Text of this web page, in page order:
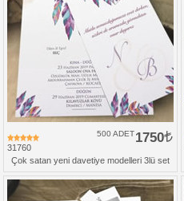
31760
1750
500 ADET
Çok satan yeni davetiye modelleri 3lü set